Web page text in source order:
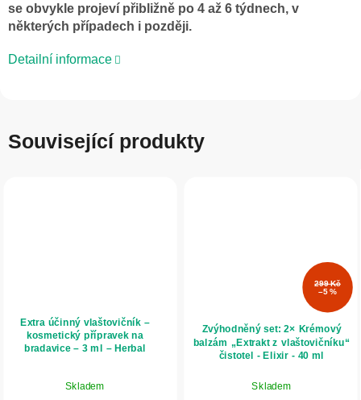
se obvykle projeví přibližně po 4 až 6 týdnech, v
některých případech i později.
Detailní informace
Související produkty
Extra účinný vlaštovičník –
kosmetický přípravek na
bradavice – 3 ml – Herbal
hodnoceníSkladem
299 Kč
–5 %
Zvýhodněný set: 2× Krémový
balzám „Extrakt z vlaštovičníku“
čistotel - Elixir - 40 ml
Skladem